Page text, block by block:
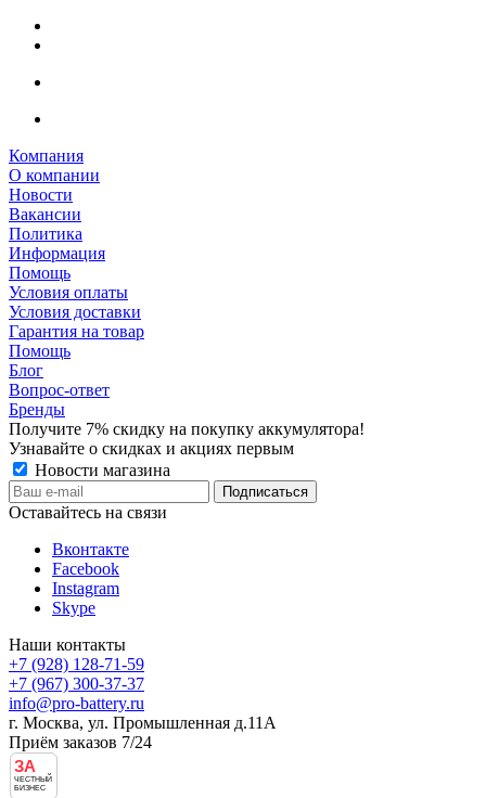
Компания
О компании
Новости
Вакансии
Политика
Информация
Помощь
Условия оплаты
Условия доставки
Гарантия на товар
Помощь
Блог
Вопрос-ответ
Бренды
Получите 7% скидку на покупку аккумулятора!
Узнавайте о скидках и акциях первым
Новости магазина
Оставайтесь на связи
Вконтакте
Facebook
Instagram
Skype
Наши контакты
+7 (928) 128-71-59
+7 (967) 300-37-37
info@pro-battery.ru
г. Москва, ул. Промышленная д.11А
Приём заказов 7/24
ЗА
ЧЕСТНЫЙ
БИЗНЕС